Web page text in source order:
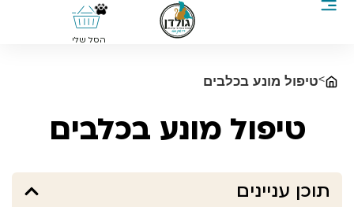
0
הסל שלי
>טיפול מונע בכלבים
טיפול מונע בכלבים
תוכן עניינים